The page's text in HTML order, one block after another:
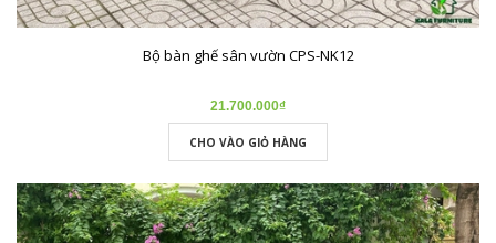
Bộ bàn ghế sân vườn CPS-NK12
21.700.000₫
CHO VÀO GIỎ HÀNG